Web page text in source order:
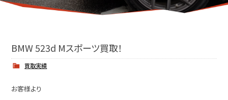
BMW 523d Mスポーツ買取！
買取実績
お客様より